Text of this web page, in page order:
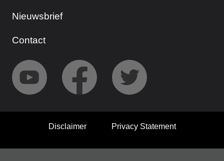
Nieuwsbrief
Contact
Disclaimer Privacy Statement